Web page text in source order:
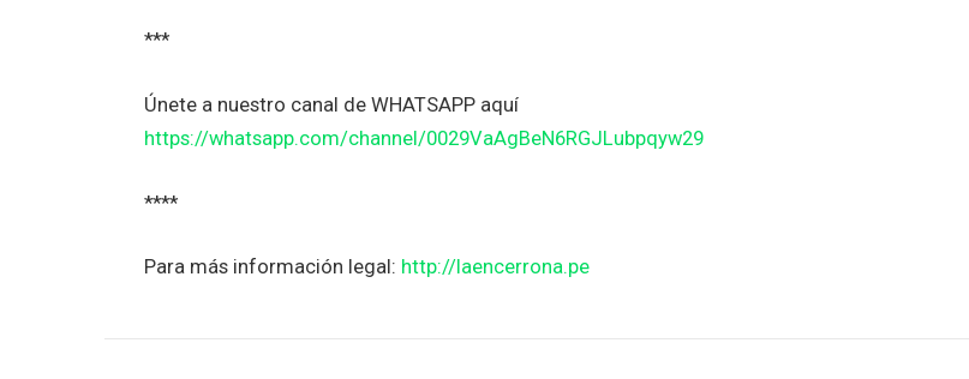
***
Únete a nuestro canal de WHATSAPP aquí
https://whatsapp.com/channel/0029VaAgBeN6RGJLubpqyw29
****
Para más información legal: http://laencerrona.pe